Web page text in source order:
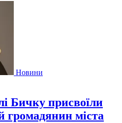
Новини
Бичку присвоїли
громадянин міста